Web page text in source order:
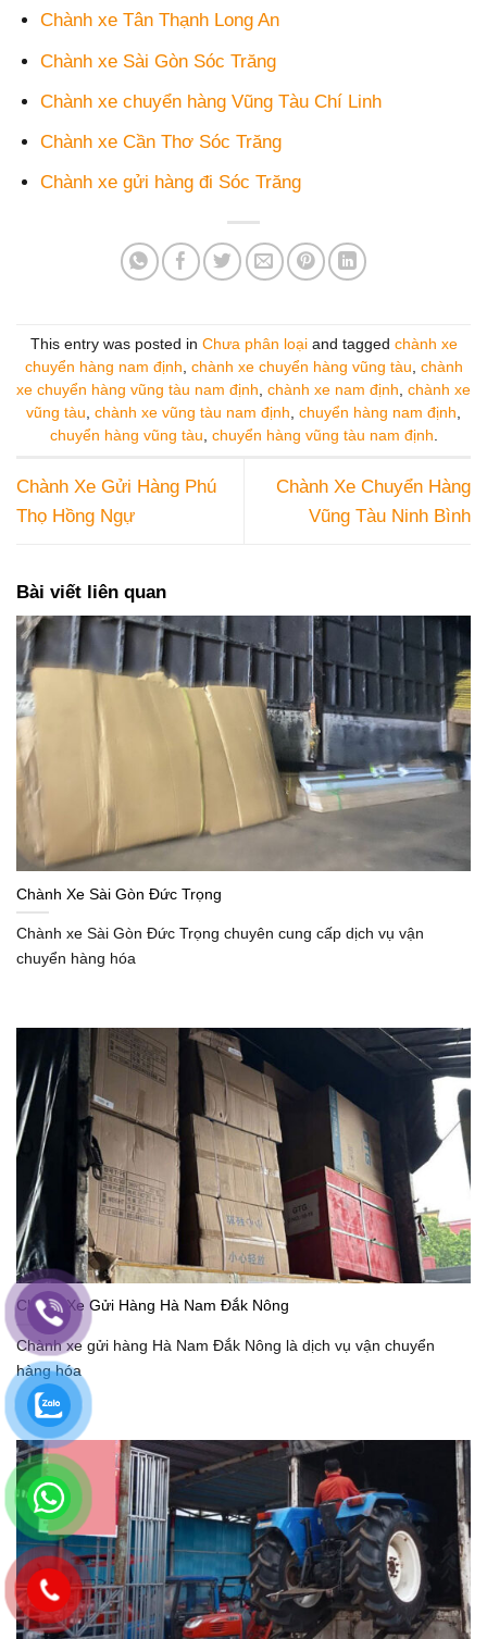
Chành xe Tân Thạnh Long An
Chành xe Sài Gòn Sóc Trăng
Chành xe chuyển hàng Vũng Tàu Chí Linh
Chành xe Cần Thơ Sóc Trăng
Chành xe gửi hàng đi Sóc Trăng
This entry was posted in Chưa phân loạiand tagged chành xe
chuyển hàng nam định chành xe chuyển hàng vũng tàu chành
xe chuyển hàng vũng tàu nam định chành xe nam định chành xe
vũng tàu chành xe vũng tàu nam định chuyển hàng nam định
chuyển hàng vũng tàu chuyển hàng vũng tàu nam định
Chành Xe Gửi Hàng Phú
Thọ Hồng Ngự
Chành Xe Chuyển Hàng
Vũng Tàu Ninh Bình
Bài viết liên quan
Chành Xe Sài Gòn Đức Trọng
Chành xe Sài Gòn Đức Trọng chuyên cung cấp dịch vụ vận
chuyển hàng hóa
Chành Xe Gửi Hàng Hà Nam Đắk Nông
Chành xe gửi hàng Hà Nam Đắk Nông là dịch vụ vận chuyển
hàng hóa